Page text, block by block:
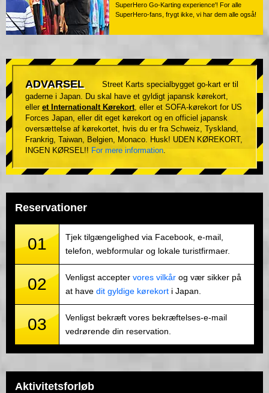
SuperHero Go-Karting experience'! For alle
SuperHero-fans, frygt ikke, vi har dem alle også!
ADVARSEL
Street Karts specialbygget go-kart er til
gaderne i Japan. Du skal have et gyldigt japansk kørekort,
eller et Internationalt Kørekort, eller et SOFA-kørekort for US
Forces Japan, eller dit eget kørekort og en officiel japansk
oversættelse af kørekortet, hvis du er fra Schweiz, Tyskland,
Frankrig, Taiwan, Belgien, Monaco. Husk! UDEN KØREKORT,
INGEN KØRSEL!! For mere information.
Reservationer
01
Tjek tilgængelighed via Facebook, e-mail,
telefon, webformular og lokale turistfirmaer.
02 Venligst accepter vores vilkår og vær sikker på
at have dit gyldige kørekort i Japan.
03
Venligst bekræft vores bekræftelses-e-mail
vedrørende din reservation.
Aktivitetsforløb